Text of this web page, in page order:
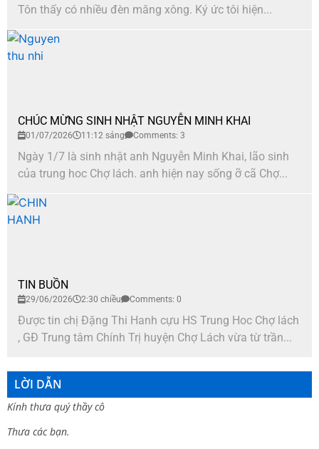
Tôn thấy có nhiều đèn măng xông. Ký ức tôi hiện...
CHÚC MỪNG SINH NHẬT NGUYỄN MINH KHAI
01/07/2026 11:12 sáng Comments: 3
Ngày 1/7 là sinh nhật anh Nguyễn Minh Khai, lão sinh
của trung hoc Chợ lách. anh hiện nay sống ỡ cã Chợ...
TIN BUỒN
29/06/2026 2:30 chiều Comments: 0
Được tin chị Đặng Thi Hanh cựu HS Trung Hoc Chợ lách
, GĐ Trung tâm Chính Trị huyện Chợ Lách vừa từ trần...
LỜI DẪN
Kính thưa quý thầy cô
Thưa các bạn.